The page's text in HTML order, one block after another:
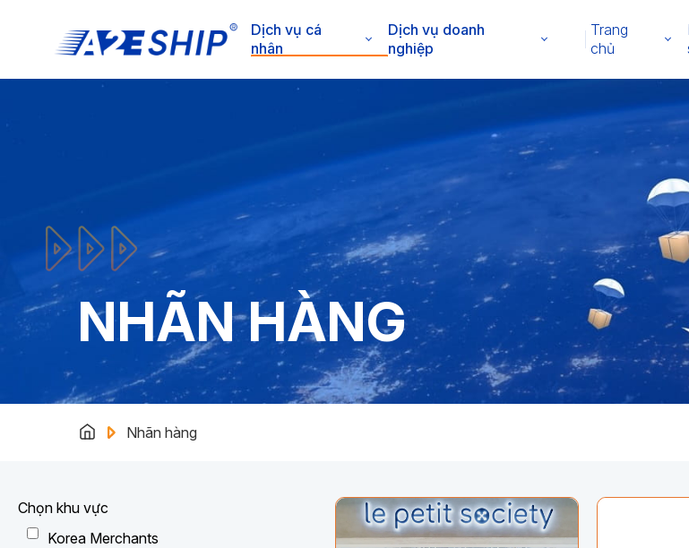
Dịch vụ cá
nhân
Dịch vụ doanh
nghiệp
Trang
chủ
NHÃN HÀNG
Nhãn hàng
Chọn khu vực
Korea Merchants